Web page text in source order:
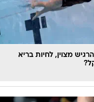
מצוין, לחיות בריא